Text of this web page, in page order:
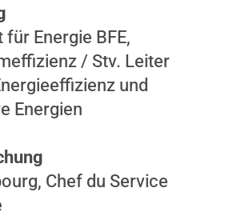
Energie BFE,
/ Stv. Leiter
und
Energien
Chef du Service